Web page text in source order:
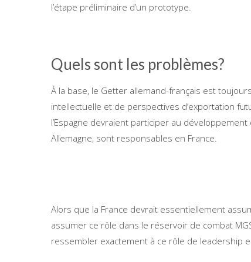
l’étape préliminaire d’un prototype.
Quels sont les problèmes?
À la base, le Getter allemand-français est
intellectuelle et de perspectives d’exportation
l’Espagne devraient participer au
Allemagne, sont responsables en France.
Alors que la France devrait essentiellement
assumer ce rôle dans le réservoir de combat
ressembler exactement à ce rôle de leadership